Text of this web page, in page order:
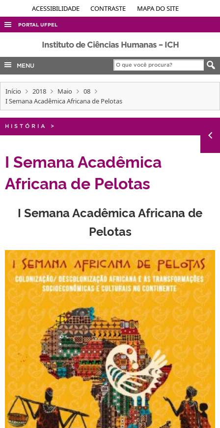
ACESSIBILIDADE CONTRASTE MAPA DO SITE
PORTAL UFPEL
ACESSO À INFORMAÇÃO
AUDITORIA
COBALTO
CONCURSOS
INTERNACIONAL
PORTARIAS
Instituto de Ciências Humanas – ICH
MENU
Início 2018 Maio
08
I Semana Acadêmica Africana de Pelotas
HISTÓRIA >
I Semana Acadêmica
Africana de Pelotas
I Semana Acadêmica Africana de
Pelotas